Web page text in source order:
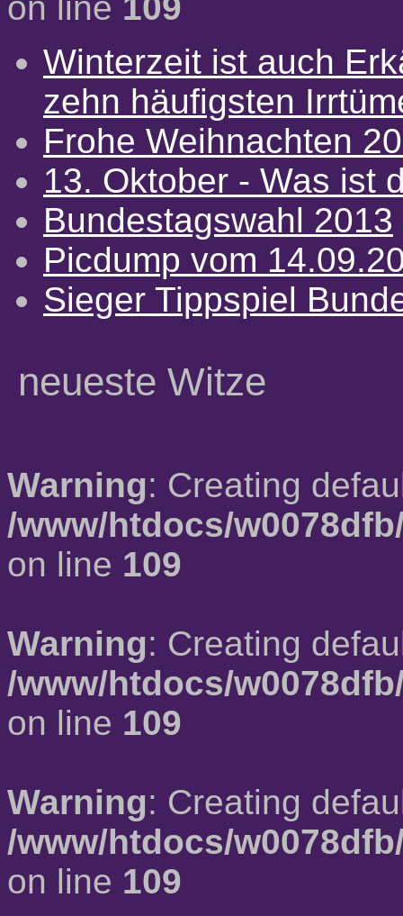
Winterzeit ist auch
zehn häufigsten
Frohe Weihnachten
13. Oktober - Was ist
Bundestagswahl 2013
Picdump vom
Sieger Tippspiel
neueste Witze
Warning: Creating
/www/htdocs/
on line 109
Warning: Creating
/www/htdocs/
on line 109
Warning: Creating
/www/htdocs/
on line 109